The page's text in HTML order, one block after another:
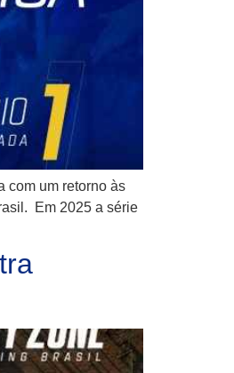
com um retorno às
Em 2025 a série